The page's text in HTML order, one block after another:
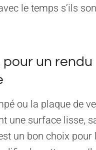
le temps s’ils
pour un rendu
ou la plaque de
une surface lisse,
un bon choix